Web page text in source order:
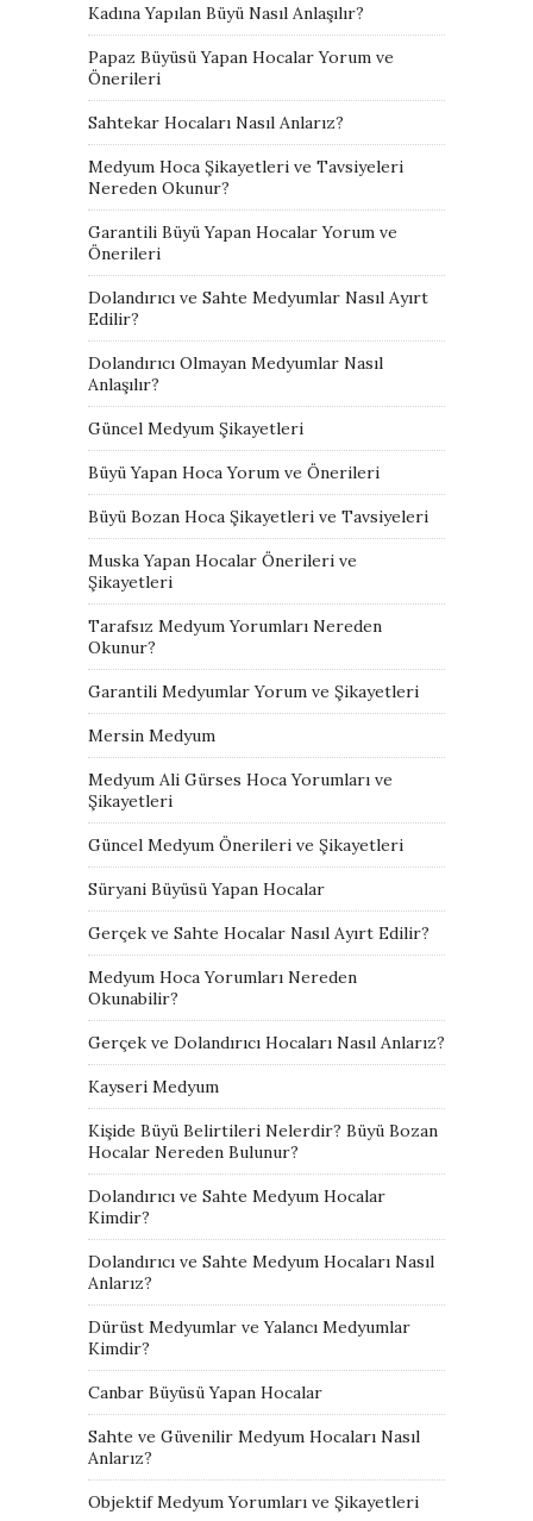
Kadına Yapılan Büyü Nasıl Anlaşılır?
Papaz Büyüsü Yapan Hocalar Yorum ve
Önerileri
Sahtekar Hocaları Nasıl Anlarız?
Medyum Hoca Şikayetleri ve Tavsiyeleri
Nereden Okunur?
Garantili Büyü Yapan Hocalar Yorum ve
Önerileri
Dolandırıcı ve Sahte Medyumlar Nasıl Ayırt
Edilir?
Dolandırıcı Olmayan Medyumlar Nasıl
Anlaşılır?
Güncel Medyum Şikayetleri
Büyü Yapan Hoca Yorum ve Önerileri
Büyü Bozan Hoca Şikayetleri ve Tavsiyeleri
Muska Yapan Hocalar Önerileri ve
Şikayetleri
Tarafsız Medyum Yorumları Nereden
Okunur?
Garantili Medyumlar Yorum ve Şikayetleri
Mersin Medyum
Medyum Ali Gürses Hoca Yorumları ve
Şikayetleri
Güncel Medyum Önerileri ve Şikayetleri
Süryani Büyüsü Yapan Hocalar
Gerçek ve Sahte Hocalar Nasıl Ayırt Edilir?
Medyum Hoca Yorumları Nereden
Okunabilir?
Gerçek ve Dolandırıcı Hocaları Nasıl Anlarız?
Kayseri Medyum
Kişide Büyü Belirtileri Nelerdir? Büyü Bozan
Hocalar Nereden Bulunur?
Dolandırıcı ve Sahte Medyum Hocalar
Kimdir?
Dolandırıcı ve Sahte Medyum Hocaları Nasıl
Anlarız?
Dürüst Medyumlar ve Yalancı Medyumlar
Kimdir?
Canbar Büyüsü Yapan Hocalar
Sahte ve Güvenilir Medyum Hocaları Nasıl
Anlarız?
Objektif Medyum Yorumları ve Şikayetleri